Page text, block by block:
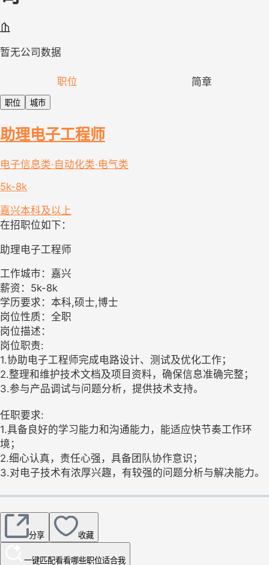
暂无公司数据
职位 简章
职位 城市
助理电子工程师
电子信息类·自动化类·电气类
5k-8k
嘉兴本科及以上
在招职位如下：
助理电子工程师
工作城市：嘉兴
薪资：5k-8k
学历要求：本科,硕士,博士
岗位性质：全职
岗位描述：
岗位职责:
1.协助电子工程师完成电路设计、测试及优化工作；
2.整理和维护技术文档及项目资料，确保信息准确完整；
3.参与产品调试与问题分析，提供技术支持。
任职要求:
1.具备良好的学习能力和沟通能力，能适应快节奏工作环
境；
2.细心认真，责任心强，具备团队协作意识；
3.对电子技术有浓厚兴趣，有较强的问题分析与解决能力。
分享 收藏
一键匹配看看哪些职位适合我